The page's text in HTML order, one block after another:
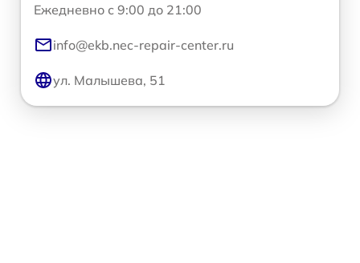
Ежедневно с 9:00 до 21:00
info@ekb.nec-repair-center.ru
ул. Малышева, 51